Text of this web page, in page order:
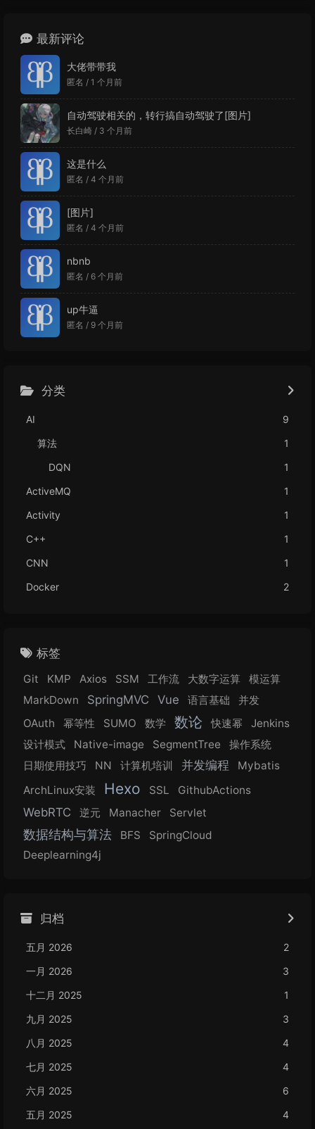
最新评论
大佬带带我
匿名 / 1 个月前
自动驾驶相关的，转行搞自动驾驶了[图片]
长白崎 / 3 个月前
这是什么
匿名 / 4 个月前
[图片]
匿名 / 4 个月前
nbnb
匿名 / 6 个月前
up牛逼
匿名 / 9 个月前
分类
AI
9
算法
1
DQN
1
ActiveMQ
1
Activity
1
C++
1
CNN
1
Docker
2
标签
Git KMP Axios SSM 工作流 大数字运算
模运算
MarkDown
SpringMVC Vue 语言基础
并发
OAuth
幂等性 SUMO 数学 数论 快速幂
Jenkins
设计模式
Native-image SegmentTree
操作系统
日期使用技巧
NN 计算机培训 并发编程
Mybatis
ArchLinux安装
Hexo SSL GithubActions
WebRTC 逆元 Manacher Servlet
数据结构与算法 BFS
SpringCloud
Deeplearning4j
归档
五月 2026
2
一月 2026
3
十二月 2025
1
九月 2025
3
八月 2025
4
七月 2025
4
六月 2025
6
五月 2025
4